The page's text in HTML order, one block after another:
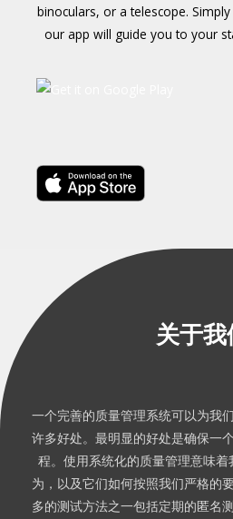
binoculars, or a telescope.
our app will guide you to your
关于我
一个完善的质量管理系统可以为我
许多好处。最明显的好处是确保一
程。使用系统化的质量管理意味
为，以及它们如何按照我们严格的
多的测试方法之一包括定期的匿名